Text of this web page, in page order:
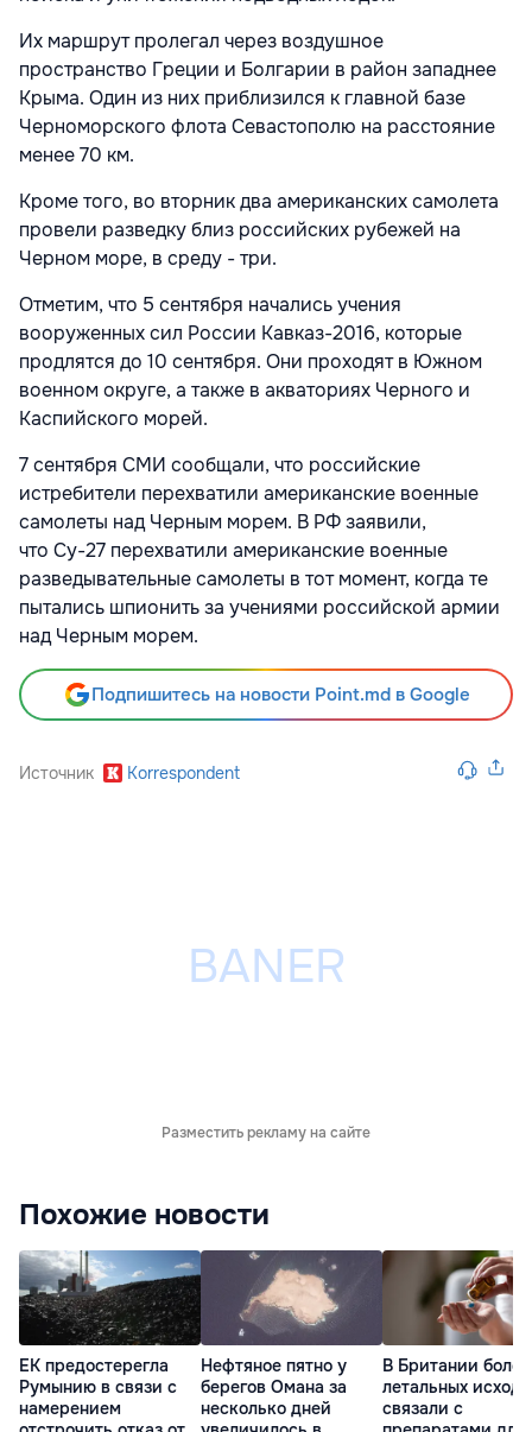
Их маршрут пролегал через воздушное
пространство Греции и Болгарии в район западнее
Крыма. Один из них приблизился к главной базе
Черноморского флота Севастополю на расстояние
менее 70 км.
Кроме того, во вторник два американских самолета
провели разведку близ российских рубежей на
Черном море, в среду - три.
Отметим, что 5 сентября начались учения
вооруженных сил России Кавказ-2016, которые
продлятся до 10 сентября. Они проходят в Южном
военном округе, а также в акваториях Черного и
Каспийского морей.
7 сентября СМИ сообщали, что российские
истребители перехватили американские военные
самолеты над Черным морем. В РФ заявили,
что Су-27 перехватили американские военные
разведывательные самолеты в тот момент, когда те
пытались шпионить за учениями российской армии
над Черным морем.
Подпишитесь на новости Point.md в Google
Источник Korrespondent
Разместить рекламу на сайте
Похожие новости
ЕК предостерегла
Румынию в связи с
намерением
Нефтяное пятно у
берегов Омана за
несколько дней
В Британии
летальных
связали с